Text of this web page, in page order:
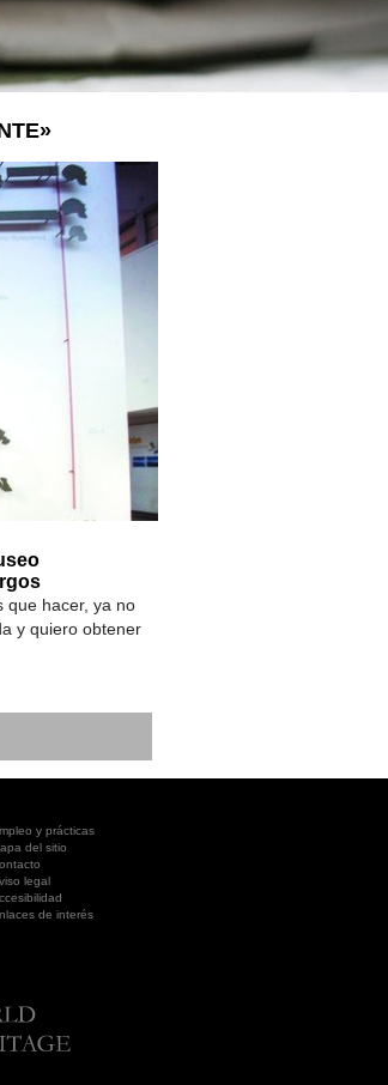
LA VOSTRA VISITA
A SUA VISITA
que hacer, ya no
y quiero obtener
y prácticas
del sitio
legal
de interés